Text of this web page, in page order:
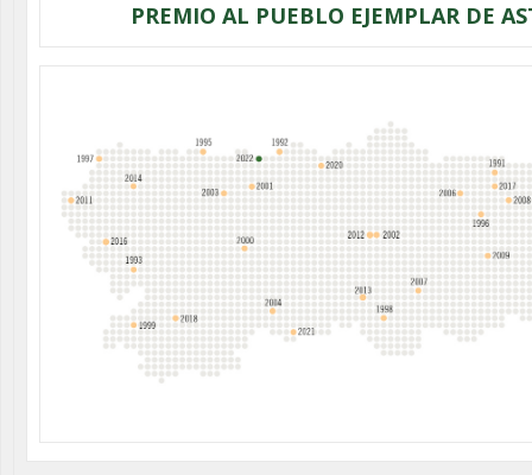
PREMIO AL PUEBLO EJEMPLAR DE